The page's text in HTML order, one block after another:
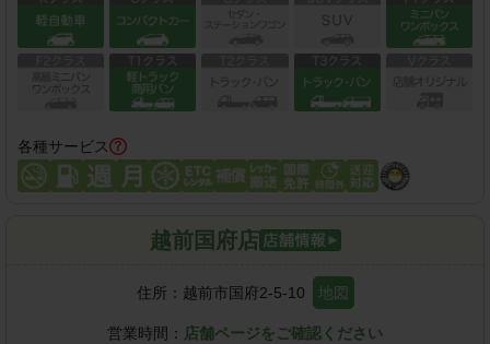
各種サービス
越前国府店
住所： 越前市国府2-5-10 地図
営業時間： 店舗ページをご確認ください